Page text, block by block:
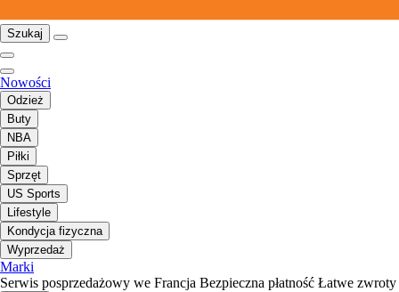
Szukaj
Nowości
Odzież
Buty
NBA
Piłki
Sprzęt
US Sports
Lifestyle
Kondycja fizyczna
Wyprzedaż
Marki
Serwis posprzedażowy we Francja Bezpieczna płatność Łatwe zwroty